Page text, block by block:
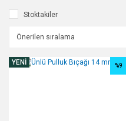
Stoktakiler
YENİ %9